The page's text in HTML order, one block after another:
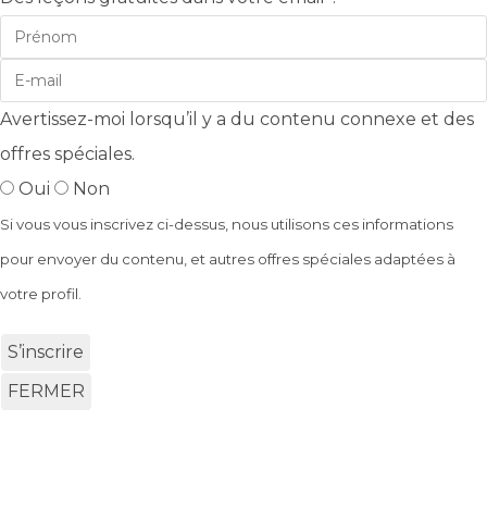
Avertissez-moi lorsqu’il y a du contenu connexe et des
offres spéciales.
Oui
Non
Si vous vous inscrivez ci-dessus, nous utilisons ces informations
pour envoyer du contenu, et autres offres spéciales adaptées à
votre profil.
S’inscrire
FERMER